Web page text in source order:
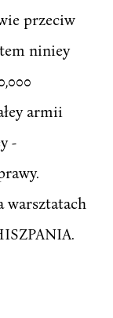
przeciw
niniey
armii
-
warsztatach